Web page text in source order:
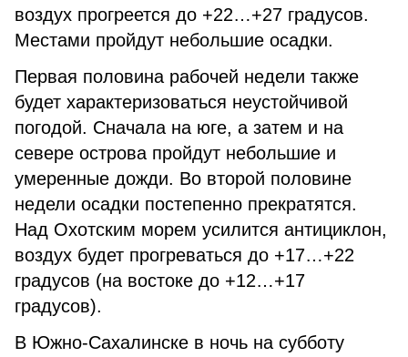
воздух прогреется до +22…+27 градусов.
Местами пройдут небольшие осадки.
Первая половина рабочей недели также
будет характеризоваться неустойчивой
погодой. Сначала на юге, а затем и на
севере острова пройдут небольшие и
умеренные дожди. Во второй половине
недели осадки постепенно прекратятся.
Над Охотским морем усилится антициклон,
воздух будет прогреваться до +17…+22
градусов (на востоке до +12…+17
градусов).
В Южно-Сахалинске в ночь на субботу